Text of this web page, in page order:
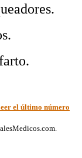
el último número